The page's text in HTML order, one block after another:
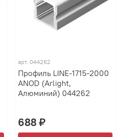
арт. 044262
Профиль LINE-1715-2000
ANOD (Arlight,
Алюминий) 044262
688 ₽